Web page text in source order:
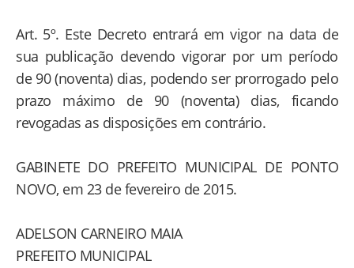
Art. 5º. Este Decreto entrará em vigor na data de
sua publicação devendo vigorar por um período
de 90 (noventa) dias, podendo ser prorrogado pelo
prazo máximo de 90 (noventa) dias, ficando
revogadas as disposições em contrário.
GABINETE DO PREFEITO MUNICIPAL DE PONTO
NOVO, em 23 de fevereiro de 2015.
ADELSON CARNEIRO MAIA
PREFEITO MUNICIPAL